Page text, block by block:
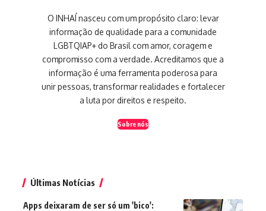
O INHAÍ nasceu com um propósito claro: levar
informação de qualidade para a comunidade
LGBTQIAP+ do Brasil com amor, coragem e
compromisso com a verdade. Acreditamos que a
informação é uma ferramenta poderosa para
unir pessoas, transformar realidades e fortalecer
a luta por direitos e respeito.
Sobre nós
Últimas Notícias
Apps deixaram de ser só um 'bico':